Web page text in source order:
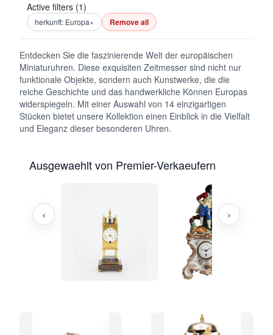
Active filters (1)
herkunft: Europa× Remove all
Entdecken Sie die faszinierende Welt der europäischen
Miniaturuhren. Diese exquisiten Zeitmesser sind nicht nur
funktionale Objekte, sondern auch Kunstwerke, die die
reiche Geschichte und das handwerkliche Können Europas
widerspiegeln. Mit einer Auswahl von 14 einzigartigen
Stücken bietet unsere Kollektion einen Einblick in die Vielfalt
und Eleganz dieser besonderen Uhren.
Ausgewaehlt von Premier-Verkaeufern
‹ ›